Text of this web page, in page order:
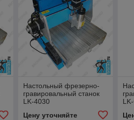
Настольный фрезерно-
гравировальный станок
LK-4030
Цену уточняйте